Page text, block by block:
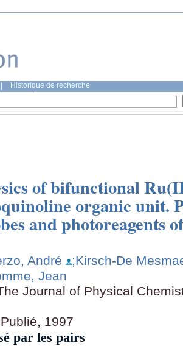
Historique de recherche
of bifunctional
organic unit.
and photoreagents
André
;Kirsch-De
Jean
Journal of Physical
Publié, 1997
par les pairs